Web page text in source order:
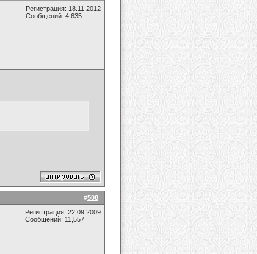
Регистрация: 18.11.2012
Сообщений: 4,635
#508
Регистрация: 22.09.2009
Сообщений: 11,557